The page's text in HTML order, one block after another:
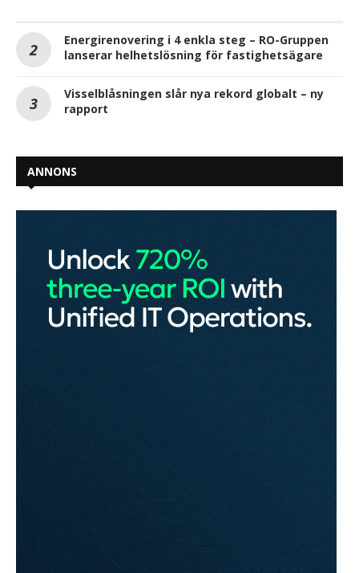
Energirenovering i 4 enkla steg – RO-Gruppen
lanserar helhetslösning för fastighetsägare
Visselblåsningen slår nya rekord globalt – ny
rapport
ANNONS